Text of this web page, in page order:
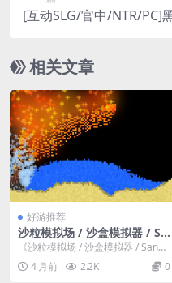
[互动SLG/官中/NTR/PC]
相关文章
好游推荐
沙粒模拟场 / 沙盒模拟器 / Sa
ndboxels v1.12：PC 端物理
沙盒类游戏特色与核心信息
《沙粒模拟场 / 沙盒模拟器 / Sandb
oxels v1.12》是一款专为 ...
4 月前 2.2K 0